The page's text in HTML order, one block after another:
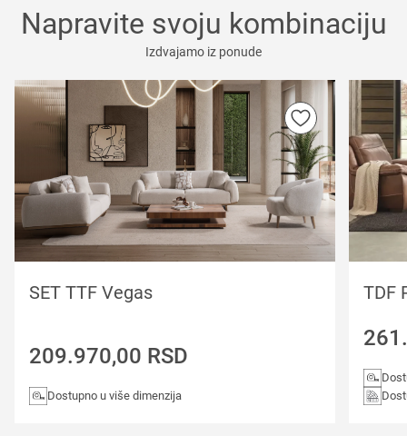
Napravite svoju kombinaciju
Izdvajamo iz ponude
SET TTF Vegas
209.970,00 RSD
Dostupno u više dimenzija
TDF